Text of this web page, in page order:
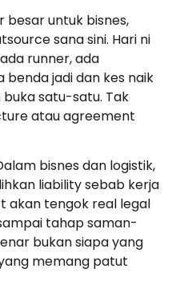
besar untuk bisnes,
sana sini. Hari ni
runner, ada
jadi dan kes naik
satu-satu. Tak
atau agreement
bisnes dan logistik,
liability sebab kerja
akan tengok real legal
tahap saman-
bukan siapa yang
memang patut